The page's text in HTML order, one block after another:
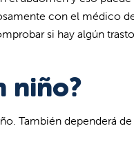
con el médico
si hay algún
niño?
También dependerá de